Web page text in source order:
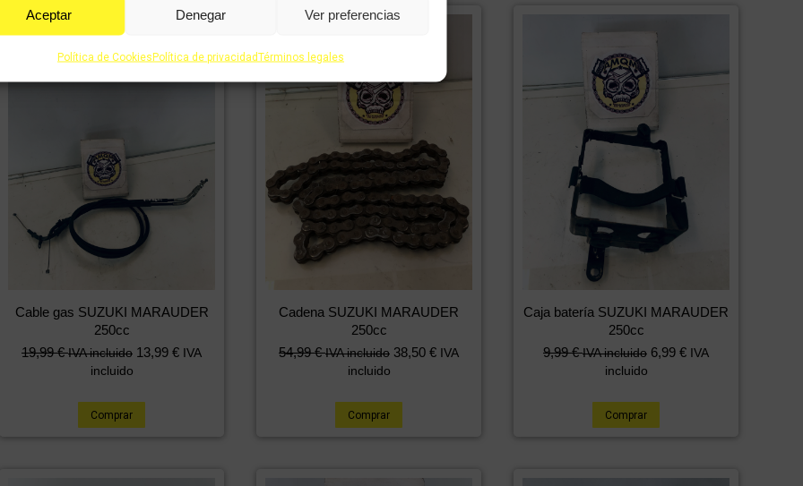
Aceptar Denegar Ver preferencias
Política de CookiesPolítica de privacidadTérminos legales
Cable gas SUZUKI MARAUDER
250cc
19,99€ IVA incluido 13,99 € IVA
incluido
Comprar
Cadena SUZUKI MARAUDER
250cc
54,99€ IVA incluido 38,50 € IVA
incluido
Comprar
Caja batería SUZUKI MARAUDER
250cc
9,99€ IVA incluido 6,99 € IVA
incluido
Comprar